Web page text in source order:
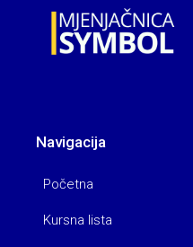
Navigacija
Početna
Kursna lista